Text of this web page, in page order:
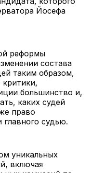
Йосефа
реформы
состава
таким образом,
большинство и,
каких судей
право
главного судью.
уникальных
включая